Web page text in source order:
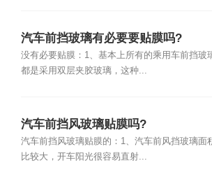
汽车前挡玻璃有必要要贴膜吗?
没有必要贴膜：1、基本上所有的乘用车前挡玻
都是采用双层夹胶玻璃，这种...
汽车前挡风玻璃贴膜吗?
汽车前挡风玻璃贴膜的：1、汽车前风挡玻璃面
比较大，开车阳光很容易直射...